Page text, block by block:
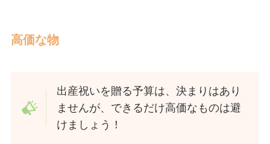
高価な物
出産祝いを贈る予算は、決まりはあり
ませんが、できるだけ高価なものは避
けましょう！